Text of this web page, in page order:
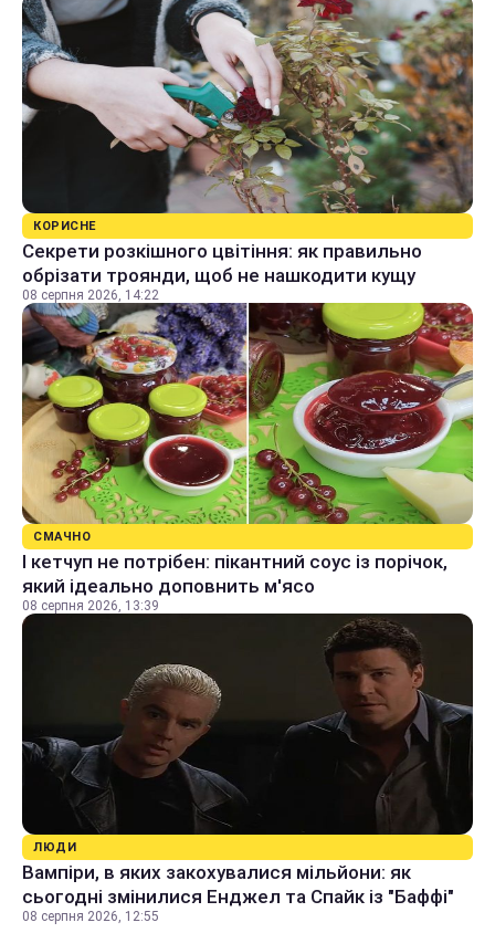
КОРИСНЕ
Секрети розкішного цвітіння: як правильно
обрізати троянди, щоб не нашкодити кущу
08 серпня 2026, 14:22
СМАЧНО
І кетчуп не потрібен: пікантний соус із порічок,
який ідеально доповнить м'ясо
08 серпня 2026, 13:39
ЛЮДИ
Вампіри, в яких закохувалися мільйони: як
сьогодні змінилися Енджел та Спайк із "Баффі"
08 серпня 2026, 12:55